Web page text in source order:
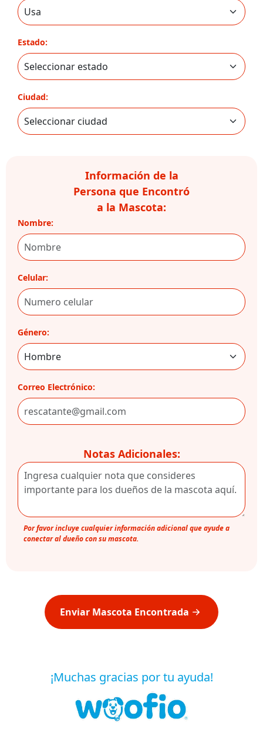
Estado:
Ciudad:
Información de la
Persona que Encontró
a la Mascota:
Nombre:
Celular:
Género:
Correo Electrónico:
Notas Adicionales:
Por favor incluye cualquier información adicional que ayude a
conectar al dueño con su mascota.
Enviar Mascota Encontrada
¡Muchas gracias por tu ayuda!